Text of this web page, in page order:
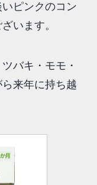
ピンクのコン
います。
バキ・モモ・
来年に持ち越